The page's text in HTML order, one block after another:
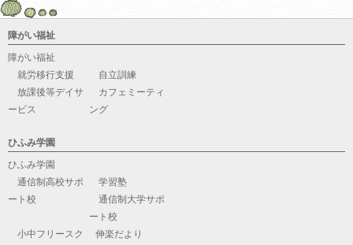
障がい福祉
障がい福祉
就労移行支援
自立訓練
放課後等デイサ
ービス
カフェミーティ
ング
ひふみ学園
ひふみ学園
通信制高校サポ
ート校
学習塾
通信制大学サポ
ート校
小中フリースク
伸楽だより